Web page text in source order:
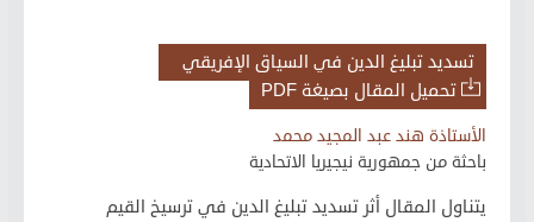
تسديد تبليغ الدين في السياق الإفريقي
تحميل المقال بصيغة PDF
الأستاذة هند عبد المجيد محمد
باحثة من جمهورية نيجيريا الاتحادية
يتناول المقال أثر تسديد تبليغ الدين في ترسيخ القيم